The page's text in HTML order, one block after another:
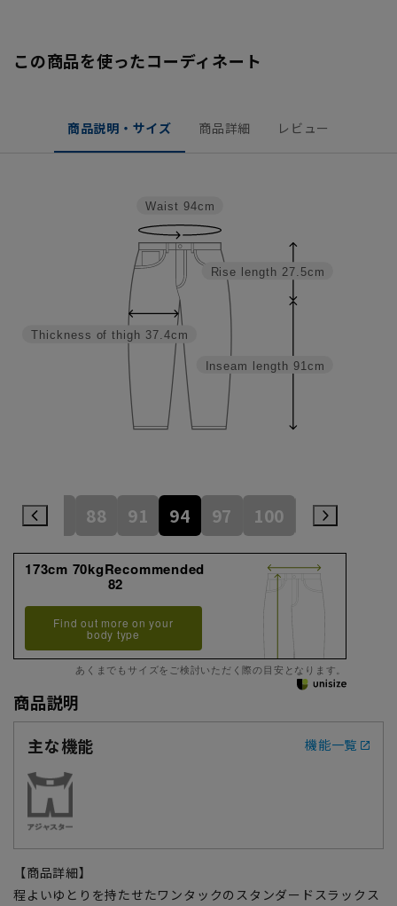
この商品を使ったコーディネート
商品説明・サイズ 商品詳細 レビュー
Inseam length 91cm
Rise length 27.5cm
Thickness of thigh 37.4cm
Waist 94cm
85 88 91 94 97 100 105
173cm 70kgRecommended
82
Find out more on your
body type
あくまでもサイズをご検討いただく際の目安となります。
商品説明
主な機能
機能一覧
【商品詳細】
程よいゆとりを持たせたワンタックのスタンダードスラックス